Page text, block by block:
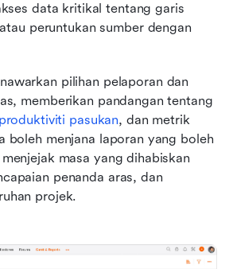
data kritikal tentang garis
peruntukan sumber dengan
pilihan pelaporan dan
memberikan pandangan tentang
produktiviti pasukan, dan metrik
boleh menjana laporan yang boleh
masa yang dihabiskan
penanda aras, dan
projek.